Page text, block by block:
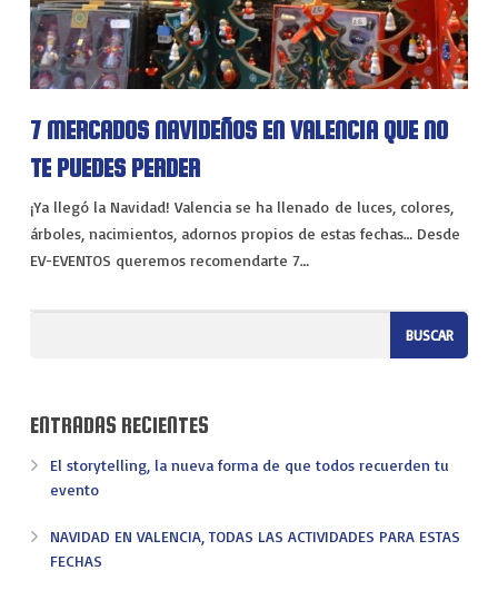
EXPERIENCIAS
7 MERCADOS NAVIDEÑOS EN VALENCIA QUE NO
TE PUEDES PERDER
¡Ya llegó la Navidad! Valencia se ha llenado de luces, colores,
árboles, nacimientos, adornos propios de estas fechas… Desde
EV-EVENTOS queremos recomendarte 7…
ENTRADAS RECIENTES
El storytelling, la nueva forma de que todos recuerden tu
evento
NAVIDAD EN VALENCIA, TODAS LAS ACTIVIDADES PARA ESTAS
FECHAS